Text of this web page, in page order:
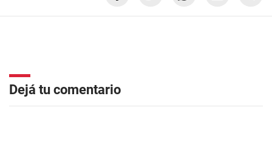
Dejá tu comentario